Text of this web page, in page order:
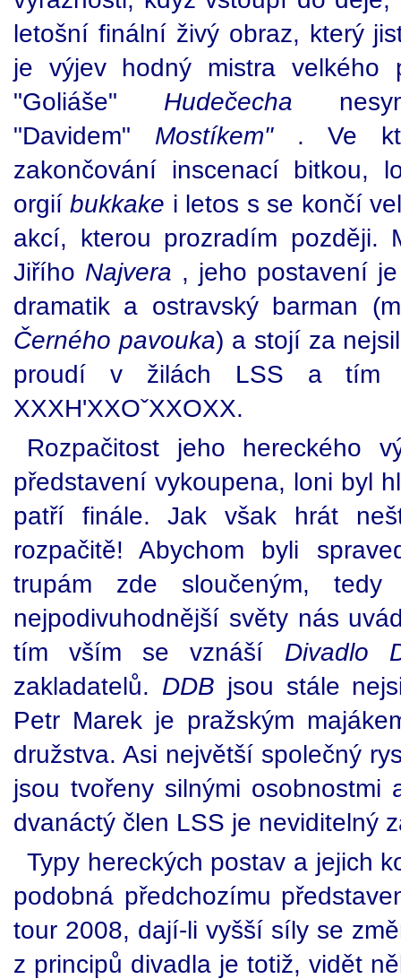
letošní finální živý obraz, který
je výjev hodný mistra velkého
"Goliáše" Hudečecha
"Davidem" Mostíkem" . Ve
zakončování inscenací bitkou,
orgiíbukkake i letos s se končí
akcí, kterou prozradím později.
Jiřího Najvera , jeho postavení
dramatik a ostravský barman
Černého pavouka) a stojí za
proudí v žilách LSS a tím
XXXH'XXOˇXXOXX.
Rozpačitost jeho hereckého
představení vykoupena, loni byl
patří finále. Jak však hrát
rozpačitě! Abychom byli
trupám zde sloučeným,
nejpodivuhodnější světy nás
tím vším se vznáší Divadlo
zakladatelů. DDB jsou stále
Petr Marek je pražským
družstva. Asi největší společný
jsou tvořeny silnými
dvanáctý člen LSS je neviditelný
Typy hereckých postav a jejich
podobná předchozímu
tour 2008, dají-li vyšší síly se
z principů divadla je totiž, vidět